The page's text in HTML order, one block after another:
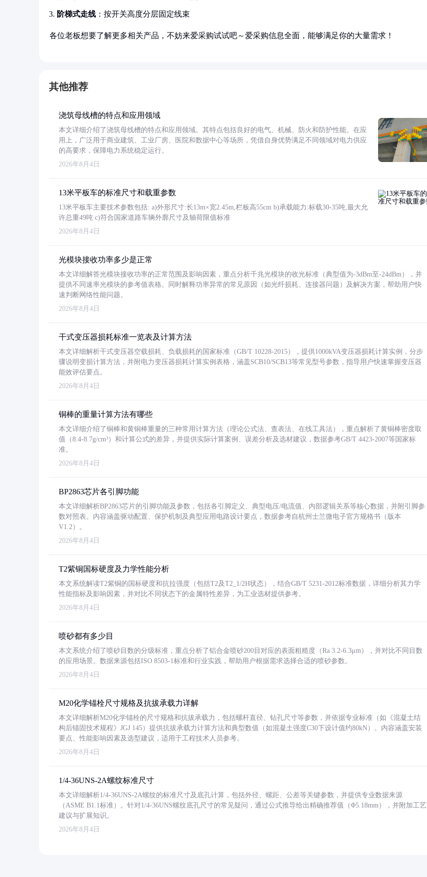
阶梯式走线 ：按开关高度分层固定线束
各位老板想要了解更多相关产品，不妨来爱采购试试吧～爱采购信息全面，能够满足你的大量需求！
其他推荐
浇筑母线槽的特点和应用领域
本文详细介绍了浇筑母线槽的特点和应用领域。其特点包括良好的电气、机械、防火和防护性能。在应
用上，广泛用于商业建筑、工业厂房、医院和数据中心等场所，凭借自身优势满足不同领域对电力供应
的高要求，保障电力系统稳定运行。
2026年8月4日
13米平板车的标准尺寸和载重参数
13米平板车主要技术参数包括: a)外形尺寸:长13m×宽2.45m,栏板高55cm b)承载能力:标载30-35吨,最大允
许总重49吨 c)符合国家道路车辆外廓尺寸及轴荷限值标准
2026年8月4日
光模块接收功率多少是正常
本文详细解答光模块接收功率的正常范围及影响因素，重点分析千兆光模块的收光标准（典型值为-3dBm至-24dBm），并
提供不同速率光模块的参考值表格。同时解释功率异常的常见原因（如光纤损耗、连接器问题）及解决方案，帮助用户快
速判断网络性能问题。
2026年8月4日
干式变压器损耗标准一览表及计算方法
本文详细解析干式变压器空载损耗、负载损耗的国家标准（GB/T 10228-2015），提供1000kVA变压器损耗计算实例，分步
骤说明变损计算方法，并附电力变压器损耗计算实例表格，涵盖SCB10/SCB13等常见型号参数，指导用户快速掌握变压器
能效评估要点。
2026年8月4日
铜棒的重量计算方法有哪些
本文详细介绍了铜棒和黄铜棒重量的三种常用计算方法（理论公式法、查表法、在线工具法），重点解析了黄铜棒密度取
值（8.4-8.7g/cm³）和计算公式的差异，并提供实际计算案例、误差分析及选材建议，数据参考GB/T 4423-2007等国家标
准。
2026年8月4日
BP2863芯片各引脚功能
本文详细解析BP2863芯片的引脚功能及参数，包括各引脚定义、典型电压/电流值、内部逻辑关系等核心数据，并附引脚参
数对照表。内容涵盖驱动配置、保护机制及典型应用电路设计要点，数据参考自杭州士兰微电子官方规格书（版本
V1.2）。
2026年8月4日
T2紫铜国标硬度及力学性能分析
本文系统解读T2紫铜的国标硬度和抗拉强度（包括T2及T2_1/2H状态），结合GB/T 5231-2012标准数据，详细分析其力学
性能指标及影响因素，并对比不同状态下的金属特性差异，为工业选材提供参考。
2026年8月4日
喷砂都有多少目
本文系统介绍了喷砂目数的分级标准，重点分析了铝合金喷砂200目对应的表面粗糙度（Ra 3.2-6.3μm），并对比不同目数
的应用场景。数据来源包括ISO 8503-1标准和行业实践，帮助用户根据需求选择合适的喷砂参数。
2026年8月4日
M20化学锚栓尺寸规格及抗拔承载力详解
本文详细解析M20化学锚栓的尺寸规格和抗拔承载力，包括螺杆直径、钻孔尺寸等参数，并依据专业标准（如《混凝土结
构后锚固技术规程》JGJ 145）提供抗拔承载力计算方法和典型数值（如混凝土强度C30下设计值约80kN）。内容涵盖安装
要点、性能影响因素及选型建议，适用于工程技术人员参考。
2026年8月4日
1/4-36UNS-2A螺纹标准尺寸
本文详细解析1/4-36UNS-2A螺纹的标准尺寸及底孔计算，包括外径、螺距、公差等关键参数，并提供专业数据来源
（ASME B1.1标准）。针对1/4-36UNS螺纹底孔尺寸的常见疑问，通过公式推导给出精确推荐值（Φ5.18mm），并附加工艺
建议与扩展知识。
2026年8月4日